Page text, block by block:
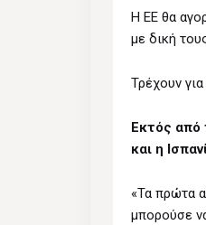
Η ΕΕ θα
με δική
Τρέχουν
Εκτός από
και η
«Τα πρώτα
μπορούσε